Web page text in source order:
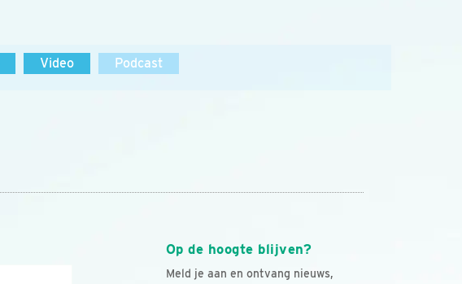
Video Podcast
Op de hoogte blijven?
Meld je aan en ontvang nieuws,